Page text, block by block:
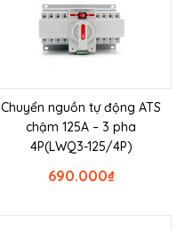
Chuyển nguồn tự động ATS
chậm 125A – 3 pha
4P(LWQ3-125/4P)
₫
690.000